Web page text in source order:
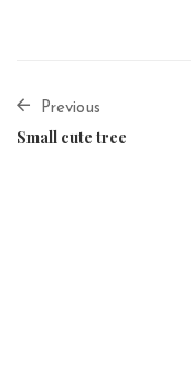
Previous
Small cute tree